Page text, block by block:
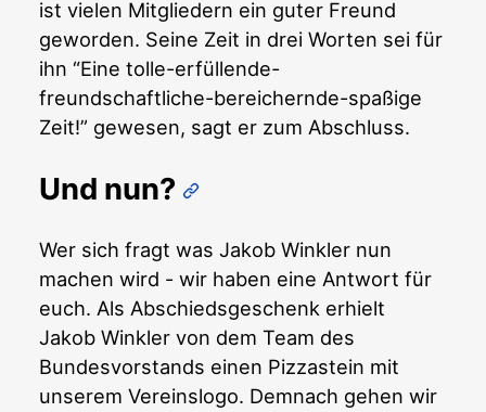
ist vielen Mitgliedern ein guter Freund
geworden. Seine Zeit in drei Worten sei für
ihn “Eine tolle-erfüllende-
freundschaftliche-bereichernde-spaßige
Zeit!” gewesen, sagt er zum Abschluss.
Und nun?
Wer sich fragt was Jakob Winkler nun
machen wird - wir haben eine Antwort für
euch. Als Abschiedsgeschenk erhielt
Jakob Winkler von dem Team des
Bundesvorstands einen Pizzastein mit
unserem Vereinslogo. Demnach gehen wir